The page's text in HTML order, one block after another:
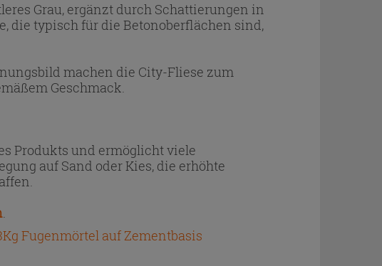
Grau, ergänzt durch Schattierungen in
die typisch für die Betonoberflächen sind,
machen die City-Fliese zum
Geschmack.
Produkts und ermöglicht viele
auf Sand oder Kies, die erhöhte
.
Fugenmörtel auf Zementbasis